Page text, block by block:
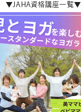
▼JAHA資格講座一覧▼